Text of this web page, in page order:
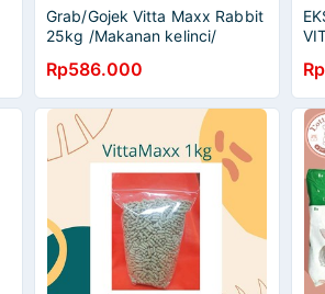
Grab/Gojek Vitta Maxx Rabbit
25kg /Makanan kelinci/
Rp586.000